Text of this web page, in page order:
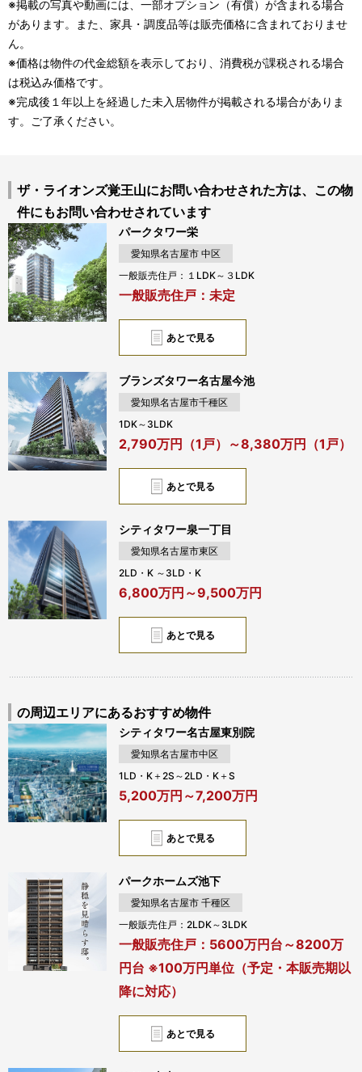
※掲載の写真や動画には、一部オプション（有償）が含まれる場合
があります。また、家具・調度品等は販売価格に含まれておりませ
ん。
※価格は物件の代金総額を表示しており、消費税が課税される場合
は税込み価格です。
※完成後１年以上を経過した未入居物件が掲載される場合がありま
す。ご了承ください。
ザ・ライオンズ覚王山にお問い合わせされた方は、この物
件にもお問い合わせされています
あとで見る
パークタワー栄
愛知県名古屋市 中区
一般販売住戸：１LDK～３LDK
一般販売住戸：未定
あとで見る
ブランズタワー名古屋今池
愛知県名古屋市千種区
1DK～3LDK
2,790万円（1戸）～8,380万円（1戸）
あとで見る
シティタワー泉一丁目
愛知県名古屋市東区
2LD・K ～3LD・K
6,800万円～9,500万円
の周辺エリアにあるおすすめ物件
あとで見る
シティタワー名古屋東別院
愛知県名古屋市中区
1LD・K＋2S～2LD・K＋S
5,200万円～7,200万円
あとで見る
パークホームズ池下
愛知県名古屋市 千種区
一般販売住戸：2LDK～3LDK
一般販売住戸：5600万円台～8200万
円台 ※100万円単位（予定・本販売期以
降に対応）